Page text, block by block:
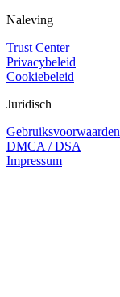
Naleving
Trust Center
Privacybeleid
Cookiebeleid
Juridisch
Gebruiksvoorwaarden
DMCA / DSA
Impressum